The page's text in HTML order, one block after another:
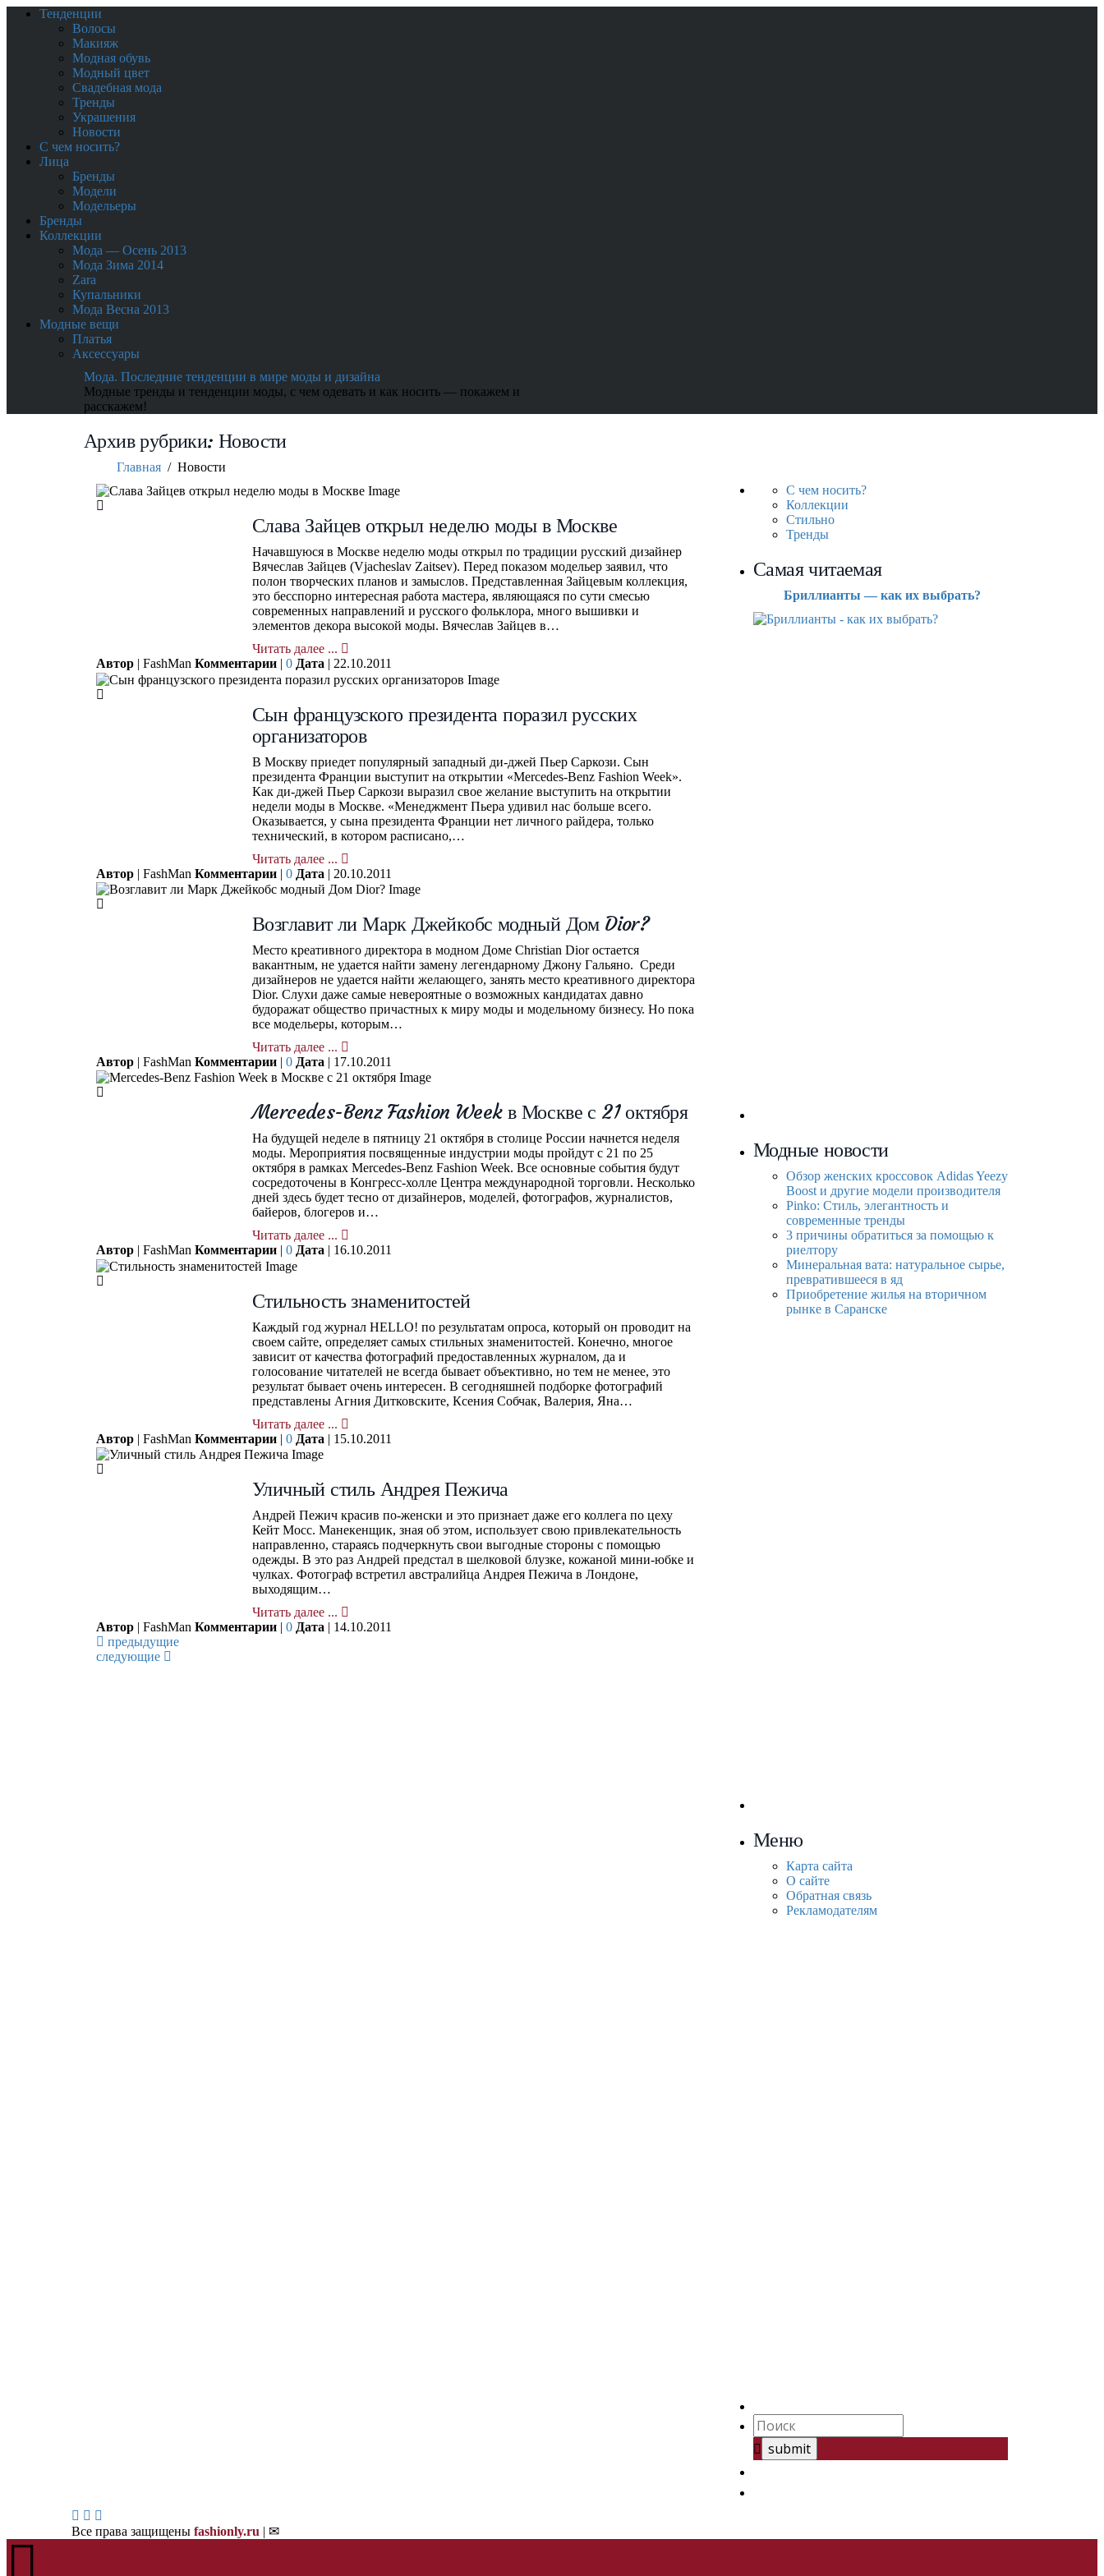
Тенденции
Волосы
Макияж
Модная обувь
Модный цвет
Свадебная мода
Тренды
Украшения
Новости
С чем носить?
Лица
Бренды
Модели
Модельеры
Бренды
Коллекции
Мода — Осень 2013
Мода Зима 2014
Zara
Купальники
Мода Весна 2013
Модные вещи
Платья
Аксессуары
Мода. Последние тенденции в мире моды и дизайна
Модные тренды и тенденции моды, с чем одевать и как носить — покажем и
расскажем!
Архив рубрики:Новости
Главная / Новости
Слава Зайцев открыл неделю моды в Москве
Начавшуюся в Москве неделю моды открыл по традиции русский дизайнер
Вячеслав Зайцев (Vjacheslav Zaitsev). Перед показом модельер заявил, что
полон творческих планов и замыслов. Представленная Зайцевым коллекция,
это бесспорно интересная работа мастера, являющаяся по сути смесью
современных направлений и русского фольклора, много вышивки и
элементов декора высокой моды. Вячеслав Зайцев в…
Читать далее ...
Автор | FashMan Комментарии | 0 Дата | 22.10.2011
Сын французского президента поразил русских
организаторов
В Москву приедет популярный западный ди-джей Пьер Саркози. Сын
президента Франции выступит на открытии «Mercedes-Benz Fashion Week».
Как ди-джей Пьер Саркози выразил свое желание выступить на открытии
недели моды в Москве. «Менеджмент Пьера удивил нас больше всего.
Оказывается, у сына президента Франции нет личного райдера, только
технический, в котором расписано,…
Читать далее ...
Автор | FashMan Комментарии | 0 Дата | 20.10.2011
Возглавит ли Марк Джейкобс модный Дом Dior?
Место креативного директора в модном Доме Christian Dior остается
вакантным, не удается найти замену легендарному Джону Гальяно. Среди
дизайнеров не удается найти желающего, занять место креативного директора
Dior. Слухи даже самые невероятные о возможных кандидатах давно
будоражат общество причастных к миру моды и модельному бизнесу. Но пока
все модельеры, которым…
Читать далее ...
Автор | FashMan Комментарии | 0 Дата | 17.10.2011
Mercedes-Benz Fashion Week в Москве с 21 октября
На будущей неделе в пятницу 21 октября в столице России начнется неделя
моды. Мероприятия посвященные индустрии моды пройдут с 21 по 25
октября в рамках Mercedes-Benz Fashion Week. Все основные события будут
сосредоточены в Конгресс-холле Центра международной торговли. Несколько
дней здесь будет тесно от дизайнеров, моделей, фотографов, журналистов,
байеров, блогеров и…
Читать далее ...
Автор | FashMan Комментарии | 0 Дата | 16.10.2011
Стильность знаменитостей
Каждый год журнал HELLO! по результатам опроса, который он проводит на
своем сайте, определяет самых стильных знаменитостей. Конечно, многое
зависит от качества фотографий предоставленных журналом, да и
голосование читателей не всегда бывает объективно, но тем не менее, это
результат бывает очень интересен. В сегодняшней подборке фотографий
представлены Агния Дитковските, Ксения Собчак, Валерия, Яна…
Читать далее ...
Автор | FashMan Комментарии | 0 Дата | 15.10.2011
Уличный стиль Андрея Пежича
Андрей Пежич красив по-женски и это признает даже его коллега по цеху
Кейт Мосс. Манекенщик, зная об этом, использует свою привлекательность
направленно, стараясь подчеркнуть свои выгодные стороны с помощью
одежды. В это раз Андрей предстал в шелковой блузке, кожаной мини-юбке и
чулках. Фотограф встретил австралийца Андрея Пежича в Лондоне,
выходящим…
Читать далее ...
Автор | FashMan Комментарии | 0 Дата | 14.10.2011
предыдущие
следующие
С чем носить?
Коллекции
Стильно
Тренды
Самая читаемая
Бриллианты — как их выбрать?
Модные новости
Обзор женских кроссовок Adidas Yeezy
Boost и другие модели производителя
Pinko: Стиль, элегантность и
современные тренды
3 причины обратиться за помощью к
риелтору
Минеральная вата: натуральное сырье,
превратившееся в яд
Приобретение жилья на вторичном
рынке в Саранске
Меню
Карта сайта
О сайте
Обратная связь
Рекламодателям
Все права защищены fashionly.ru | ✉